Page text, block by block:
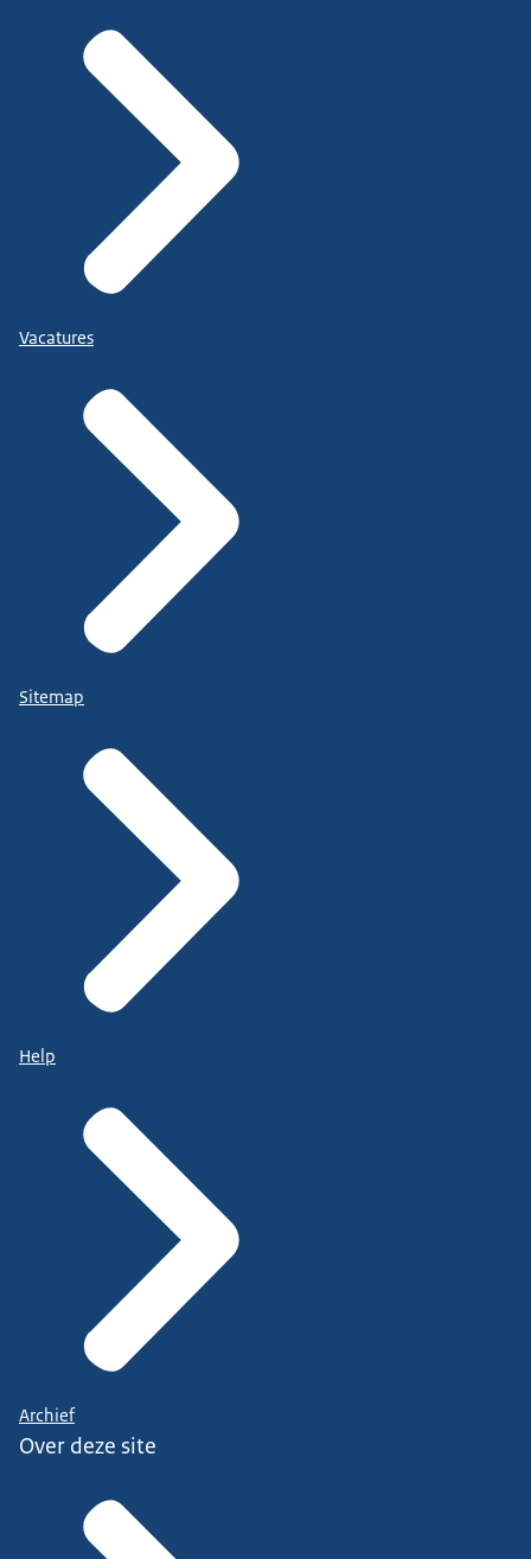
Vacatures
Sitemap
Help
Archief
Over deze site